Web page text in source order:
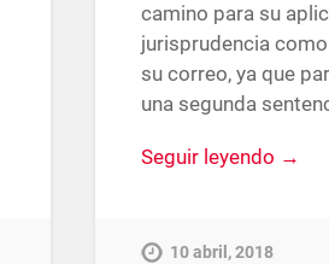
camino para su
jurisprudencia
su correo, ya que
una segunda
Seguir leyendo →
10 abril, 2018